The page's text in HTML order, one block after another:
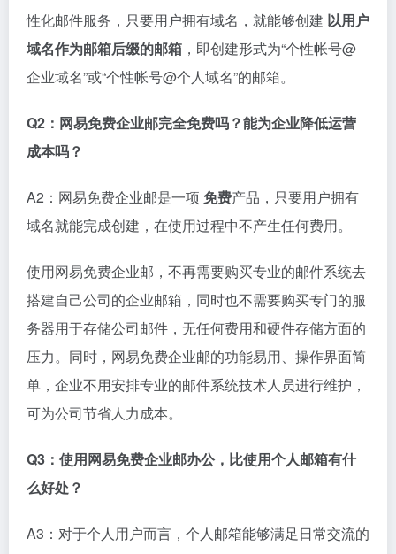
性化邮件服务，只要用户拥有域名，就能够创建 以用户
域名作为邮箱后缀的邮箱 ，即创建形式为“个性帐号@
企业域名”或“个性帐号@个人域名”的邮箱。
Q2：网易免费企业邮完全免费吗？能为企业降低运营
成本吗？
A2：网易免费企业邮是一项 免费产品，只要用户拥有
域名就能完成创建，在使用过程中不产生任何费用。
使用网易免费企业邮，不再需要购买专业的邮件系统去
搭建自己公司的企业邮箱，同时也不需要购买专门的服
务器用于存储公司邮件，无任何费用和硬件存储方面的
压力。同时，网易免费企业邮的功能易用、操作界面简
单，企业不用安排专业的邮件系统技术人员进行维护，
可为公司节省人力成本。
Q3：使用网易免费企业邮办公，比使用个人邮箱有什
么好处？
A3：对于个人用户而言，个人邮箱能够满足日常交流的